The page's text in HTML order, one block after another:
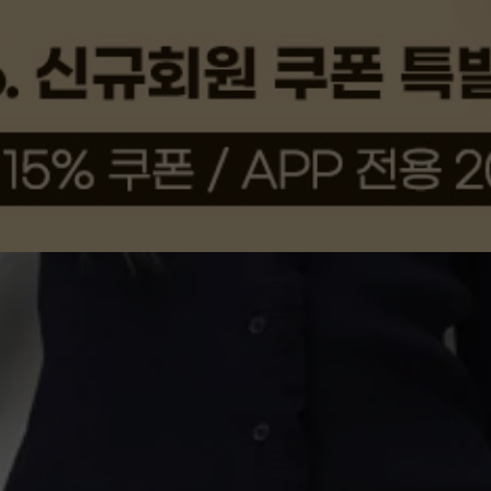
상품평(3)